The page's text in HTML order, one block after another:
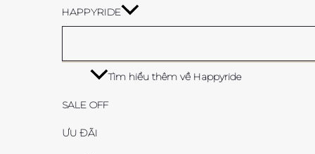
HAPPYRIDE
Tìm hiểu thêm về Happyride
SALE OFF
ƯU ĐÃI